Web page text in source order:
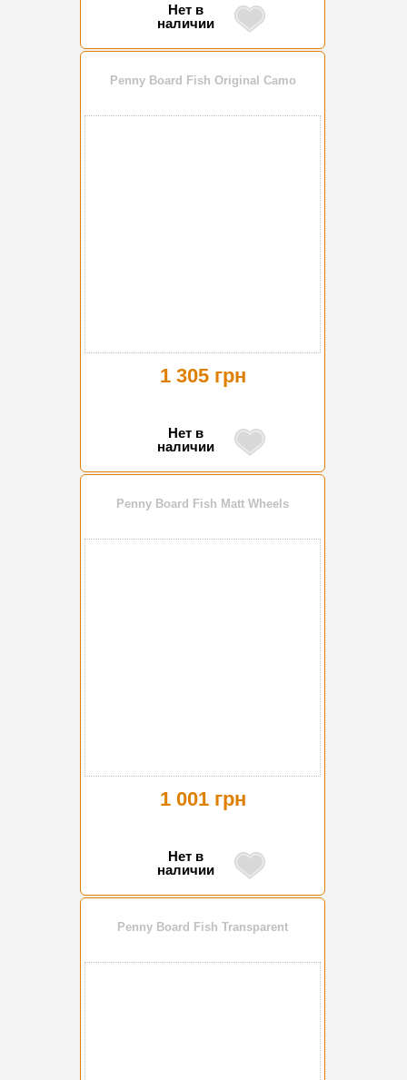
Нет в
наличии
Penny Board Fish Original Camo
1 305 грн
Нет в
наличии
Penny Board Fish Matt Wheels
1 001 грн
Нет в
наличии
Penny Board Fish Transparent